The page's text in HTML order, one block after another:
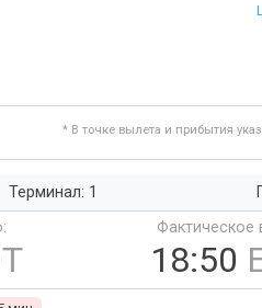
* В точке вылета и прибытия
Терминал: 1
Фактическое
18:50